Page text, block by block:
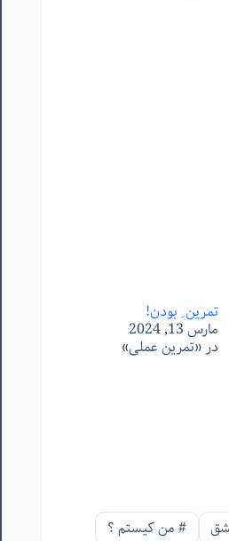
تمرین ِ بودن!
مارس 13, 2024
در «تمرین عملی»
#من‌ کیستم ؟